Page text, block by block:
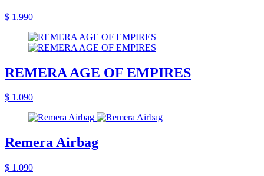
$ 1.990
REMERA AGE OF EMPIRES
$ 1.090
Remera Airbag
$ 1.090